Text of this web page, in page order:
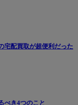
宅配買取が超便利だった
べき4つのこと